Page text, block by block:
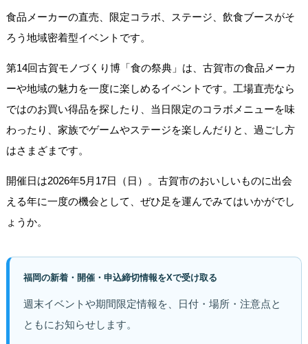
食品メーカーの直売、限定コラボ、ステージ、飲食ブースがそ
ろう地域密着型イベントです。
第14回古賀モノづくり博「食の祭典」は、古賀市の食品メーカ
ーや地域の魅力を一度に楽しめるイベントです。工場直売なら
ではのお買い得品を探したり、当日限定のコラボメニューを味
わったり、家族でゲームやステージを楽しんだりと、過ごし方
はさまざまです。
開催日は2026年5月17日（日）。古賀市のおいしいものに出会
える年に一度の機会として、ぜひ足を運んでみてはいかがでし
ょうか。
福岡の新着・開催・申込締切情報をXで受け取る
週末イベントや期間限定情報を、日付・場所・注意点と
ともにお知らせします。